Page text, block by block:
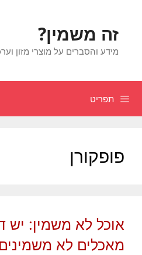
זה משמין?
מידע והסברים על מוצרי מזון
תפריט
פופקורן
אוכל לא משמין: יש
מאכלים לא